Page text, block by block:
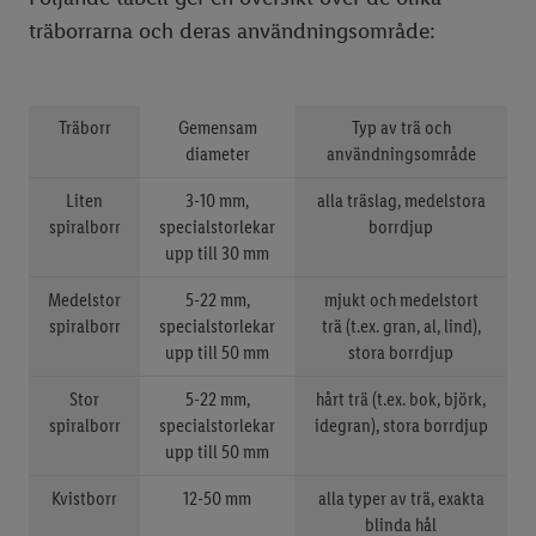
träborrarna och deras användningsområde:
Träborr
Gemensam
diameter
Typ av trä och
användningsområde
Liten
spiralborr
3-10 mm,
specialstorlekar
upp till 30 mm
alla träslag, medelstora
borrdjup
Medelstor
spiralborr
5-22 mm,
specialstorlekar
upp till 50 mm
mjukt och medelstort
trä (t.ex. gran, al, lind),
stora borrdjup
Stor
spiralborr
5-22 mm,
specialstorlekar
upp till 50 mm
hårt trä (t.ex. bok, björk,
idegran), stora borrdjup
Kvistborr 12-50 mm
alla typer av trä, exakta
blinda hål